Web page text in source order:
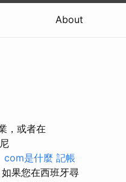
About
，或者在
com是什麼 記帳
如果您在西班牙尋